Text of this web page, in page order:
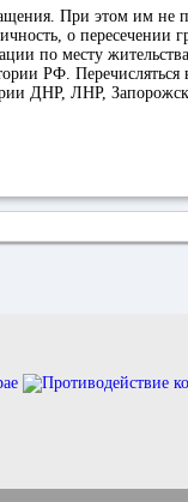
При этом им не
о пересечении
по месту
РФ. Перечисляться
ДНР, ЛНР,